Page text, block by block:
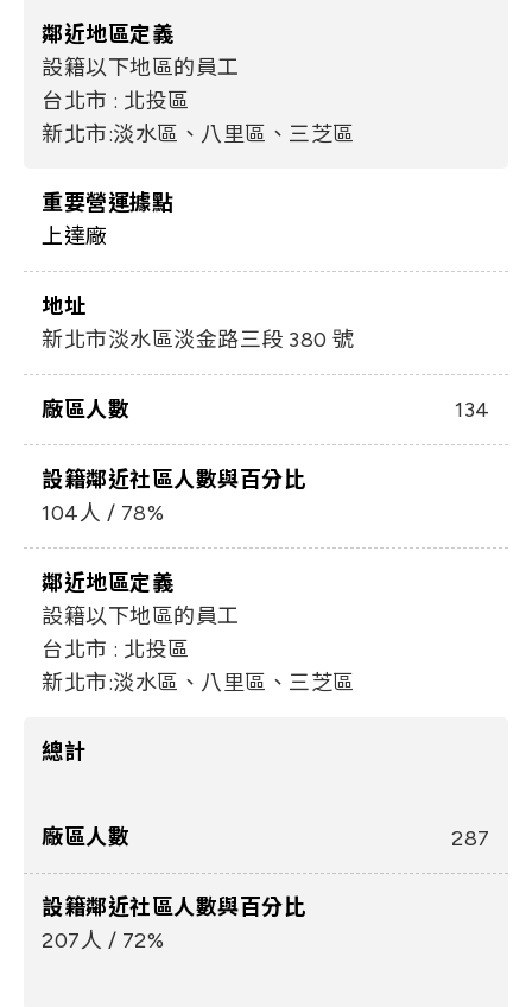
鄰近地區定義
設籍以下地區的員工
台北市 : 北投區
新北市:淡水區、八里區、三芝區
重要營運據點
上達廠
地址
新北市淡水區淡金路三段 380 號
廠區人數 134
設籍鄰近社區人數與百分比
104人 / 78%
鄰近地區定義
設籍以下地區的員工
台北市 : 北投區
新北市:淡水區、八里區、三芝區
總計
廠區人數 287
設籍鄰近社區人數與百分比
207人 / 72%